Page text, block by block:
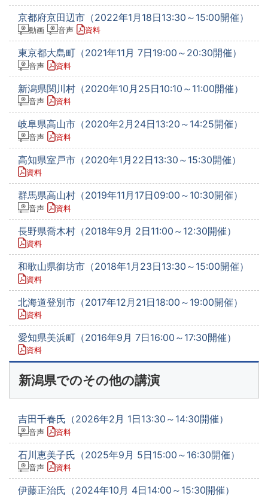
京都府京田辺市（2022年1月18日13:30～15:00開催）
動画 音声 資料
東京都大島町（2021年11月 7日19:00～20:30開催）
音声 資料
新潟県関川村（2020年10月25日10:10～11:00開催）
音声 資料
岐阜県高山市（2020年2月24日13:20～14:25開催）
音声 資料
高知県室戸市（2020年1月22日13:30～15:30開催）
資料
群馬県高山村（2019年11月17日09:00～10:30開催）
音声 資料
長野県喬木村（2018年9月 2日11:00～12:30開催）
資料
和歌山県御坊市（2018年1月23日13:30～15:00開催）
資料
北海道登別市（2017年12月21日18:00～19:00開催）
資料
愛知県美浜町（2016年9月 7日16:00～17:30開催）
資料
新潟県でのその他の講演
吉田千春氏（2026年2月 1日13:30～14:30開催）
音声 資料
石川恵美子氏（2025年9月 5日15:00～16:30開催）
音声 資料
伊藤正治氏（2024年10月 4日14:00～15:30開催）